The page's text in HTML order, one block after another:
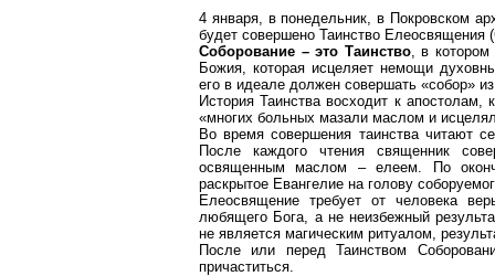
4 января, в понедельник, в Покровском
будет совершено Таинство Елеосвящения
Соборование – это Таинство, в котором
Божия, которая исцеляет немощи
его в идеале должен совершать «собор»
История Таинства восходит к
«многих больных мазали маслом и
Во время совершения таинства читают
После каждого чтения священник
освященным маслом – елеем. По
раскрытое Евангелие на голову
Елеосвящение требует от человека
любящего Бога, а не неизбежный
не является магическим ритуалом,
После или перед Таинством
причаститься.